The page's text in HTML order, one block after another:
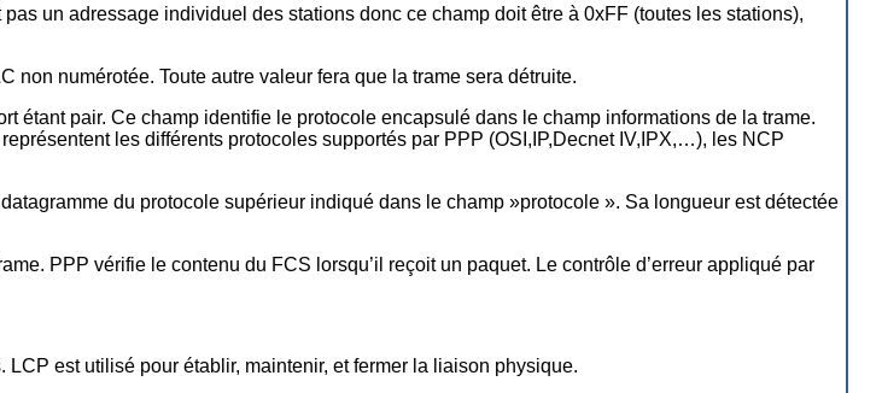
un adressage individuel des stations donc ce champ doit être à 0xFF (toutes les stations),
non numérotée. Toute autre valeur fera que la trame sera détruite.
étant pair. Ce champ identifie le protocole encapsulé dans le champ informations de la trame.
les différents protocoles supportés par PPP (OSI,IP,Decnet IV,IPX,…), les NCP
du protocole supérieur indiqué dans le champ »protocole ». Sa longueur est détectée
PPP vérifie le contenu du FCS lorsqu’il reçoit un paquet. Le contrôle d’erreur appliqué par
est utilisé pour établir, maintenir, et fermer la liaison physique.